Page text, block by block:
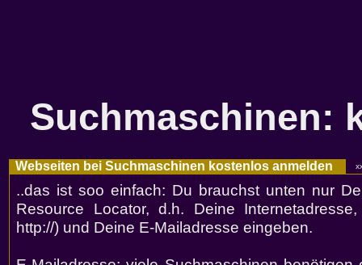
Suchmaschinen:
Webseiten bei Suchmaschinen kostenlos anmelden
..das ist soo einfach: Du brauchst unten nur
Resource Locator, d.h. Deine
http://) und Deine E-Mailadresse eingeben.